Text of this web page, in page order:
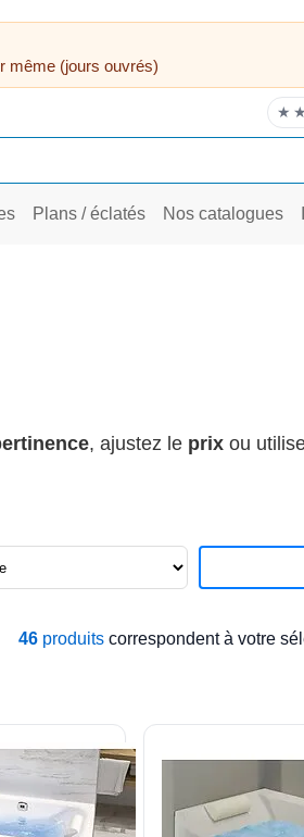
même (jours ouvrés)
Plans / éclatés Nos catalogues
, ajustez le prix ou
46 produits correspondent à votre